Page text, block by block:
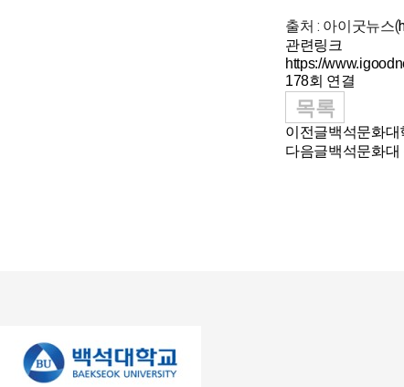
출처 : 아이굿뉴스(
관련링크
https://
178회 연결
목록
이전글백석문화대
다음글백석문화대